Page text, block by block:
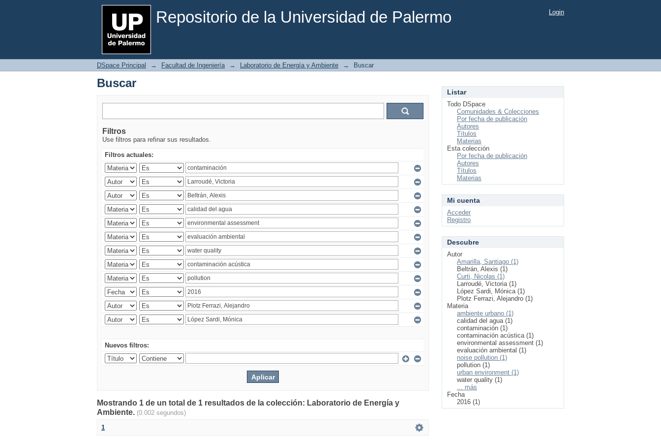
Repositorio de la Universidad de Palermo
Buscar Login
DSpace Principal → Facultad de Ingeniería → Laboratorio de Energía y Ambiente → Buscar
Buscar
Filtros
Use filtros para refinar sus resultados.
Filtros actuales:
Nuevos filtros:
Mostrando 1 de un total de 1 resultados de la colección: Laboratorio de Energía y
Ambiente. (0.002 segundos)
1
Listar
Todo DSpace
Comunidades & Colecciones
Por fecha de publicación
Autores
Títulos
Materias
Esta colección
Por fecha de publicación
Autores
Títulos
Materias
Mi cuenta
Acceder
Registro
Descubre
Autor
Amarilla, Santiago (1)
Beltrán, Alexis (1)
Curti, Nicolas (1)
Larroudé, Victoria (1)
López Sardi, Mónica (1)
Plotz Ferrazi, Alejandro (1)
Materia
ambiente urbano (1)
calidad del agua (1)
contaminación (1)
contaminación acústica (1)
environmental assessment (1)
evaluación ambiental (1)
noise pollution (1)
pollution (1)
urban environment (1)
water quality (1)
... más
Fecha
2016 (1)